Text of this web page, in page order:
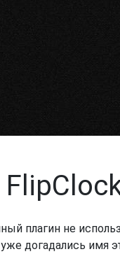
плагин не
догадались имя